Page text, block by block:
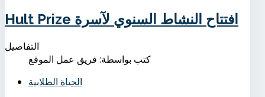
Hult Prize افتتاح النشاط السنوي لآسرة
التفاصيل
كتب بواسطة: فريق عمل الموقع
الحياة الطلابية